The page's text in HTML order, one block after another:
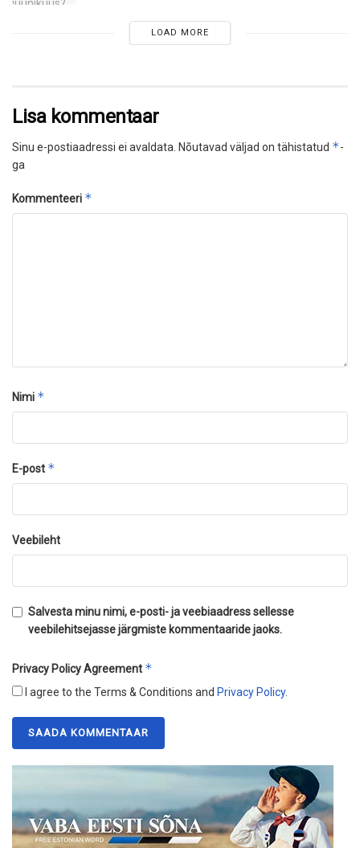
LOAD MORE
Lisa kommentaar
Sinu e-postiaadressi ei avaldata. Nõutavad väljad on tähistatud *-
ga
Kommenteeri *
Nimi *
E-post *
Veebileht
Salvesta minu nimi, e-posti- ja veebiaadress sellesse
veebilehitsejasse järgmiste kommentaaride jaoks.
Privacy Policy Agreement *
I agree to the Terms & Conditions and Privacy Policy.